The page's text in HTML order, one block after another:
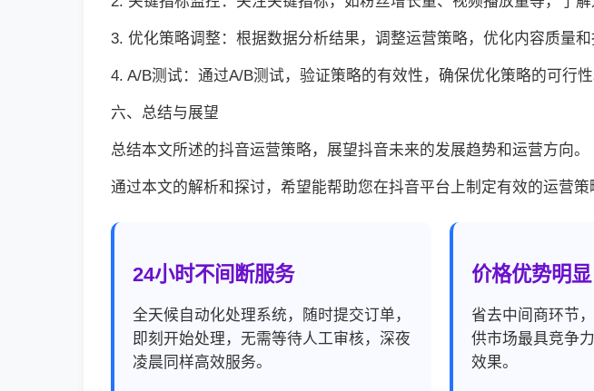
3. 优化策略调整：根据数据分析结果，调整运营策略，优化内容质量和
4. A/B测试：通过A/B测试，验证策略的有效性，确保优化策略的可行性
六、总结与展望
总结本文所述的抖音运营策略，展望抖音未来的发展趋势和运营方向。
通过本文的解析和探讨，希望能帮助您在抖音平台上制定有效的运营策
24小时不间断服务
全天候自动化处理系统，随时提交订单，
即刻开始处理，无需等待人工审核，深夜
凌晨同样高效服务。
价格优势明显
省去中间商环节
供市场最具竞争
效果。